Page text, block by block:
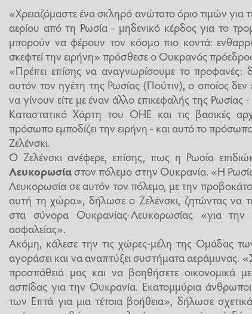
«Χρειαζόμαστε ένα σκληρό ανώτατο όριο τιμών για
αερίου από τη Ρωσία - μηδενικό κέρδος για το
μπορούν να φέρουν τον κόσμο πιο κοντά:
σκεφτεί την ειρήνη» πρόσθεσε ο Ουκρανός
«Πρέπει επίσης να αναγνωρίσουμε το προφανές:
αυτόν τον ηγέτη της Ρωσίας (Πούτιν), ο οποίος δεν
να γίνουν είτε με έναν άλλο επικεφαλής της
Καταστατικό Χάρτη του ΟΗΕ και τις βασικές
πρόσωπο εμποδίζει την ειρήνη - και αυτό το
Ζελένσκι.
Ο Ζελένσκι ανέφερε, επίσης, πως η Ρωσία
Λευκορωσίαστον πόλεμο στην Ουκρανία. «Η
Λευκορωσία σε αυτόν τον πόλεμο, με την
αυτή τη χώρα», δήλωσε ο Ζελένσκι, ζητώντας να
στα σύνορα Ουκρανίας-Λευκορωσίας «για
ασφαλείας».
Ακόμη, κάλεσε την τις χώρες-μέλη της Ομάδας
αγοράσει και να αναπτύξει συστήματα αεράμυνας.
προσπάθειά μας και να βοηθήσετε οικονομικά
ασπίδας για την Ουκρανία. Εκατομμύρια
των Επτά για μια τέτοια βοήθεια», δήλωσε